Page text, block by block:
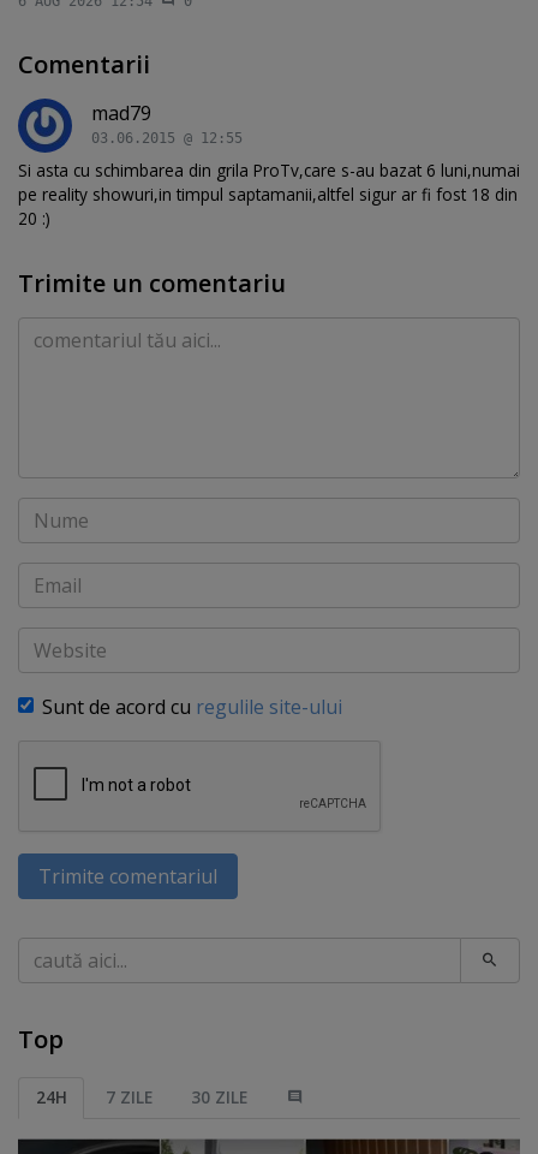
Comentarii
mad79
03.06.2015 @ 12:55
Si asta cu schimbarea din grila ProTv,care s-au bazat 6 luni,numai
pe reality showuri,in timpul saptamanii,altfel sigur ar fi fost 18 din
20 :)
Trimite un comentariu
Comentariu
Nume
Email
Website
Sunt de acord cu regulile site-ului
Trimite comentariul
Caută
Top
24H 7 ZILE 30 ZILE